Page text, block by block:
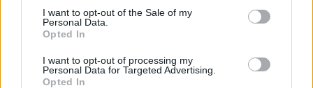
consent section.
I want to opt-out of the Sale of my
Personal Data.
Opted In
I want to opt-out of processing my
Personal Data for Targeted Advertising.
Opted In
έλαιο καρύδας έχει φυσικές αντιβακτηριακές
ιδιότητες, οι οποίες βοηθούν στη θεραπεία της
ακμής. Μπορείτε να κάνετε μασάζ με λάδι καρύδας
στην πλάτη σας καθημερινά, πριν κάνετε μπάνιο.